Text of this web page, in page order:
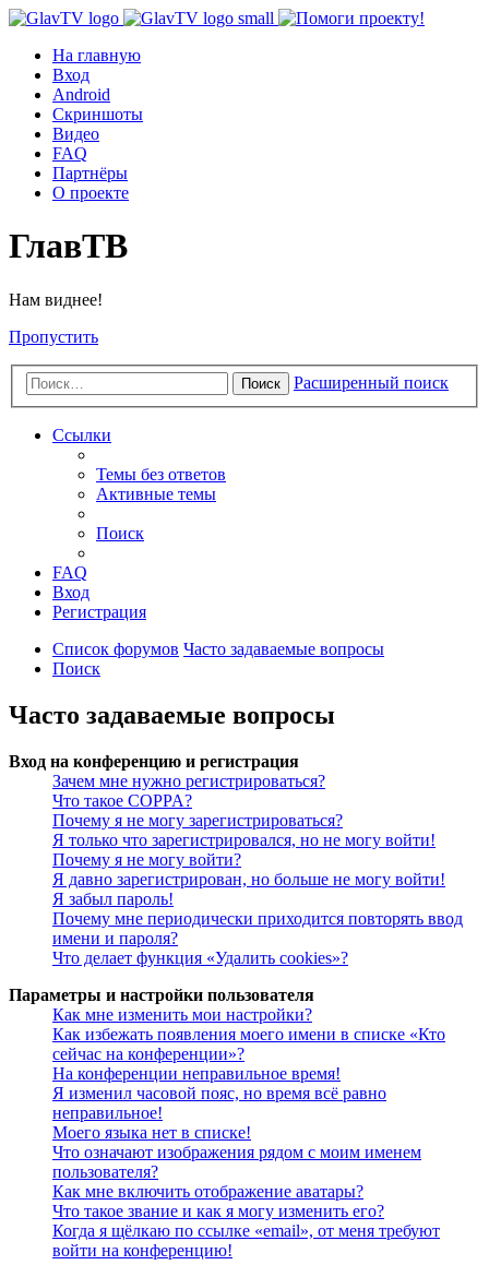
На главную
Вход
Android
Скриншоты
Видео
FAQ
Партнёры
О проекте
ГлавТВ
Нам виднее!
Пропустить
Поиск Расширенный поиск
Ссылки
Темы без ответов
Активные темы
Поиск
FAQ
Вход
Регистрация
Список форумов Часто задаваемые вопросы
Поиск
Часто задаваемые вопросы
Вход на конференцию и регистрация
Зачем мне нужно регистрироваться?
Что такое COPPA?
Почему я не могу зарегистрироваться?
Я только что зарегистрировался, но не могу войти!
Почему я не могу войти?
Я давно зарегистрирован, но больше не могу войти!
Я забыл пароль!
Почему мне периодически приходится повторять ввод
имени и пароля?
Что делает функция «Удалить cookies»?
Параметры и настройки пользователя
Как мне изменить мои настройки?
Как избежать появления моего имени в списке «Кто
сейчас на конференции»?
На конференции неправильное время!
Я изменил часовой пояс, но время всё равно
неправильное!
Моего языка нет в списке!
Что означают изображения рядом с моим именем
пользователя?
Как мне включить отображение аватары?
Что такое звание и как я могу изменить его?
Когда я щёлкаю по ссылке «email», от меня требуют
войти на конференцию!